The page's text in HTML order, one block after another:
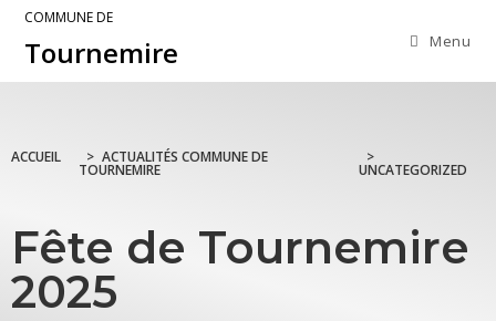
COMMUNE DE
Tournemire Menu
ACCUEIL > ACTUALITÉS COMMUNE DE
TOURNEMIRE
>
UNCATEGORIZED
Fête de Tournemire
2025